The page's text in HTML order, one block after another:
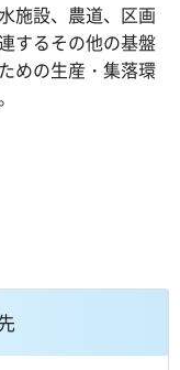
施設、農道、区画
するその他の基盤
めの生産・集落環